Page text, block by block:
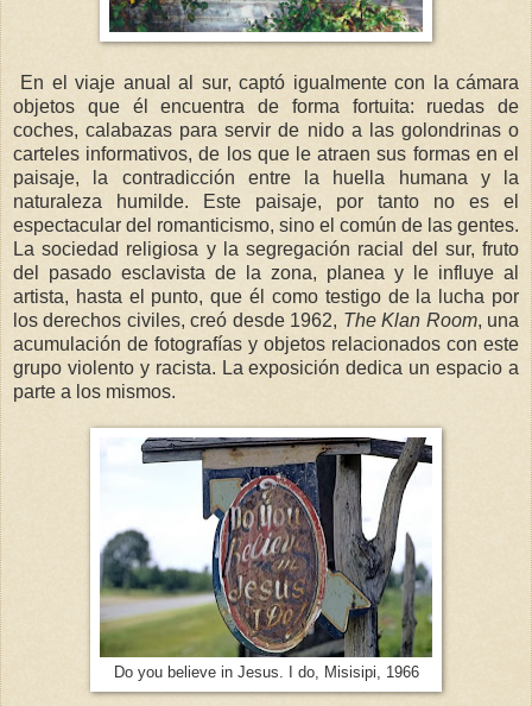
En el viaje anual al sur, captó igualmente con la cámara
objetos que él encuentra de forma fortuita: ruedas de
coches, calabazas para servir de nido a las golondrinas o
carteles informativos, de los que le atraen sus formas en el
paisaje, la contradicción entre la huella humana y la
naturaleza humilde. Este paisaje, por tanto no es el
espectacular del romanticismo, sino el común de las gentes.
La sociedad religiosa y la segregación racial del sur, fruto
del pasado esclavista de la zona, planea y le influye al
artista, hasta el punto, que él como testigo de la lucha por
los derechos civiles, creó desde 1962, The Klan Room, una
acumulación de fotografías y objetos relacionados con este
grupo violento y racista. La exposición dedica un espacio a
parte a los mismos.
Do you believe in Jesus. I do, Misisipi, 1966